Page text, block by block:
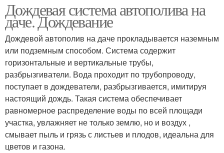
Дождевая система автополива на
даче. Дождевание
Дождевой автополив на даче прокладывается наземным
или подземным способом. Система содержит
горизонтальные и вертикальные трубы,
разбрызгиватели. Вода проходит по трубопроводу,
поступает в дождеватели, разбрызгивается, имитируя
настоящий дождь. Такая система обеспечивает
равномерное распределение воды по всей площади
участка, увлажняет не только землю, но и воздух ,
смывает пыль и грязь с листьев и плодов, идеальна для
цветов и газона.